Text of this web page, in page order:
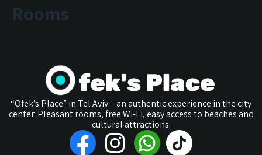
Rooms
“Ofek’s Place” in Tel Aviv – an authentic experience in the city
center. Pleasant rooms, free Wi-Fi, easy access to beaches and
cultural attractions.